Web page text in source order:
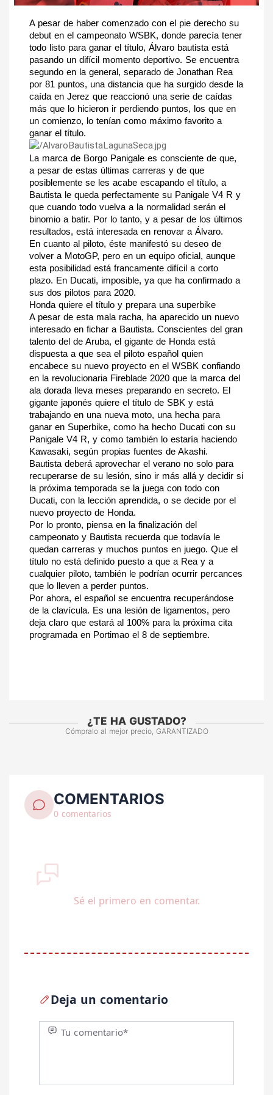
A pesar de haber comenzado con el pie derecho su
debut en el campeonato WSBK, donde parecía tener
todo listo para ganar el título, Álvaro bautista está
pasando un difícil momento deportivo. Se encuentra
segundo en la general, separado de Jonathan Rea
por 81 puntos, una distancia que ha surgido desde la
caída en Jerez que reaccionó una serie de caídas
más que lo hicieron ir perdiendo puntos, los que en
un comienzo, lo tenían como máximo favorito a
ganar el título.
La marca de Borgo Panigale es consciente de que,
a pesar de estas últimas carreras y de que
posiblemente se les acabe escapando el título, a
Bautista le queda perfectamente su Panigale V4 R y
que cuando todo vuelva a la normalidad serán el
binomio a batir. Por lo tanto, y a pesar de los últimos
resultados, está interesada en renovar a Álvaro.
En cuanto al piloto, éste manifestó su deseo de
volver a MotoGP, pero en un equipo oficial, aunque
esta posibilidad está francamente difícil a corto
plazo. En Ducati, imposible, ya que ha confirmado a
sus dos pilotos para 2020.
Honda quiere el título y prepara una superbike
A pesar de esta mala racha, ha aparecido un nuevo
interesado en fichar a Bautista. Conscientes del gran
talento del de Aruba, el gigante de Honda está
dispuesta a que sea el piloto español quien
encabece su nuevo proyecto en el WSBK confiando
en la revolucionaria Fireblade 2020 que la marca del
ala dorada lleva meses preparando en secreto. El
gigante japonés quiere el título de SBK y está
trabajando en una nueva moto, una hecha para
ganar en Superbike, como ha hecho Ducati con su
Panigale V4 R, y como también lo estaría haciendo
Kawasaki, según propias fuentes de Akashi.
Bautista deberá aprovechar el verano no solo para
recuperarse de su lesión, sino ir más allá y decidir si
la próxima temporada se la juega con todo con
Ducati, con la lección aprendida, o se decide por el
nuevo proyecto de Honda.
Por lo pronto, piensa en la finalización del
campeonato y Bautista recuerda que todavía le
quedan carreras y muchos puntos en juego. Que el
título no está definido puesto a que a Rea y a
cualquier piloto, también le podrían ocurrir percances
que lo lleven a perder puntos.
Por ahora, el español se encuentra recuperándose
de la clavícula. Es una lesión de ligamentos, pero
deja claro que estará al 100% para la próxima cita
programada en Portimao el 8 de septiembre.
¿TE HA GUSTADO?
Cómpralo al mejor precio, GARANTIZADO
COMENTARIOS
0 comentarios
Sé el primero en comentar.
Deja un comentario
Tu comentario*